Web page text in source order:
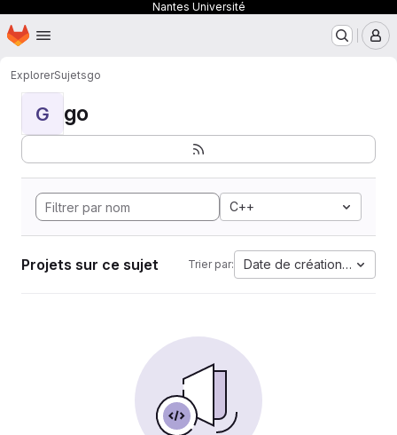
Nantes Université
Passer au contenu principal
Page d'accueil
ExplorerSujetsgo
G go
C++
Projets sur ce sujet Trier par: Date de création la plus